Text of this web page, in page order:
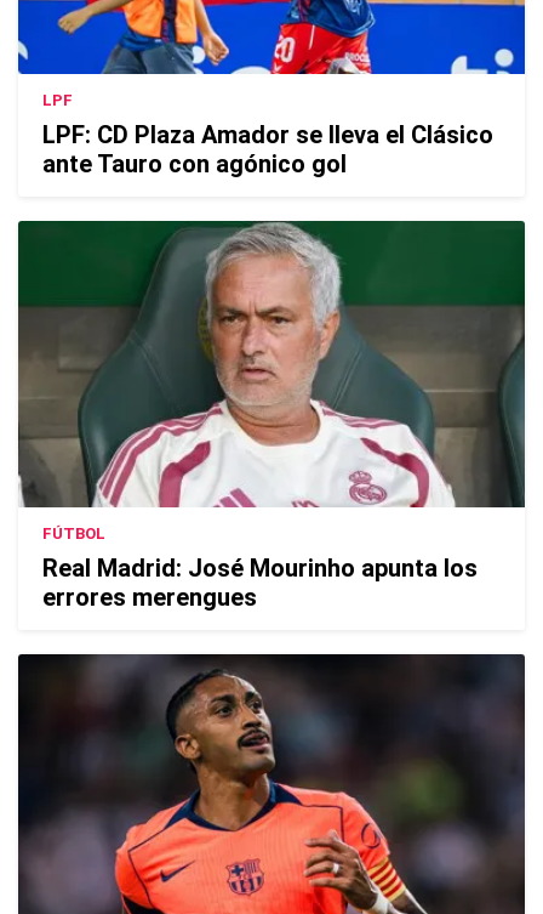
LPF
LPF: CD Plaza Amador se lleva el Clásico
ante Tauro con agónico gol
FÚTBOL
Real Madrid: José Mourinho apunta los
errores merengues